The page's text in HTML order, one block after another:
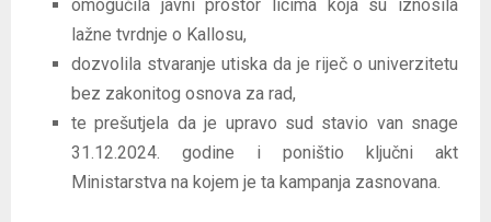
omogućila javni prostor licima koja su iznosila
lažne tvrdnje o Kallosu,
dozvolila stvaranje utiska da je riječ o univerzitetu
bez zakonitog osnova za rad,
te prešutjela da je upravo sud stavio van snage
31.12.2024. godine i poništio ključni akt
Ministarstva na kojem je ta kampanja zasnovana.